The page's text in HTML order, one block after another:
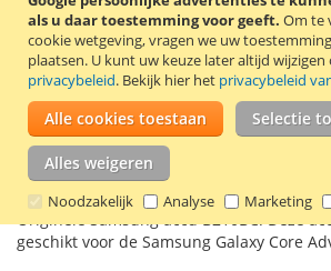
als u daar toestemming voor geeft. Om te
cookie wetgeving, vragen we uw
plaatsen. U kunt uw keuze later altijd
privacybeleid. Bekijk hier het privacybeleid
Alle cookies toestaan Selectie
Alles weigeren
Noodzakelijk Analyse Marketing
In Winkelwagen
VOEG TOE AAN
TOEVOEGEN OM TE
Originele Samsung accu B210BC. Deze
geschikt voor de Samsung Galaxy Core